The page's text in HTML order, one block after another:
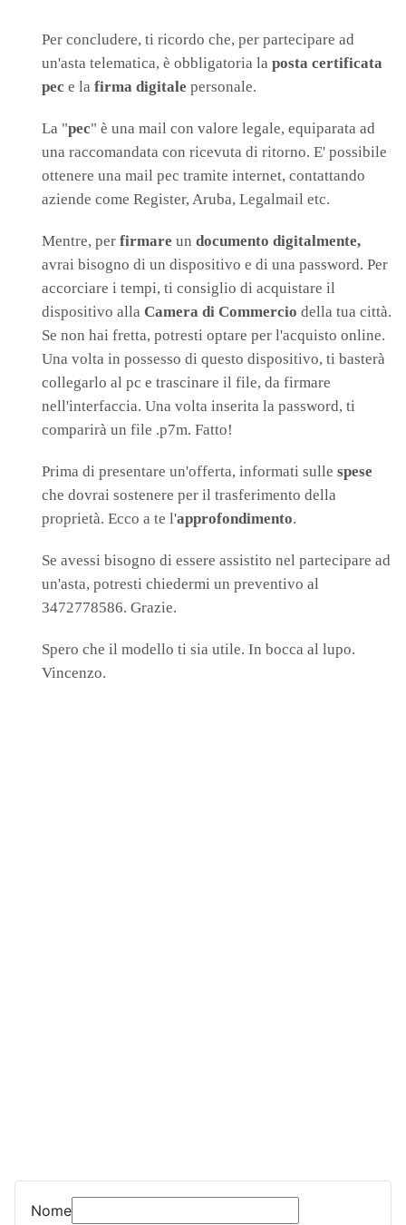
Per concludere, ti ricordo che, per partecipare ad
un'asta telematica, è obbligatoria la posta certificata
pec e la firma digitale personale.
La "pec" è una mail con valore legale, equiparata ad
una raccomandata con ricevuta di ritorno. E' possibile
ottenere una mail pec tramite internet, contattando
aziende come Register, Aruba, Legalmail etc.
Mentre, per firmare un documento digitalmente,
avrai bisogno di un dispositivo e di una password. Per
accorciare i tempi, ti consiglio di acquistare il
dispositivo alla Camera di Commercio della tua città.
Se non hai fretta, potresti optare per l'acquisto online.
Una volta in possesso di questo dispositivo, ti basterà
collegarlo al pc e trascinare il file, da firmare
nell'interfaccia. Una volta inserita la password, ti
comparirà un file .p7m. Fatto!
Prima di presentare un'offerta, informati sulle spese
che dovrai sostenere per il trasferimento della
proprietà. Ecco a te l'approfondimento.
Se avessi bisogno di essere assistito nel partecipare ad
un'asta, potresti chiedermi un preventivo al
3472778586. Grazie.
Spero che il modello ti sia utile. In bocca al lupo.
Vincenzo.
Nome